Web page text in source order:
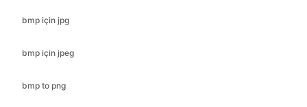
bmp to png
bmp için pdf
bmp to svg